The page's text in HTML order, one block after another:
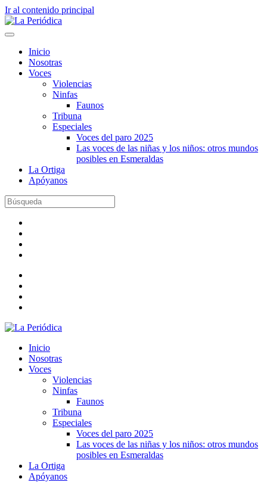
Ir al contenido principal
Inicio
Nosotras
Voces
Violencias
Ninfas
Faunos
Tribuna
Especiales
Voces del paro 2025
Las voces de las niñas y los niños: otros mundos
posibles en Esmeraldas
La Ortiga
Apóyanos
Inicio
Nosotras
Voces
Violencias
Ninfas
Faunos
Tribuna
Especiales
Voces del paro 2025
Las voces de las niñas y los niños: otros mundos
posibles en Esmeraldas
La Ortiga
Apóyanos